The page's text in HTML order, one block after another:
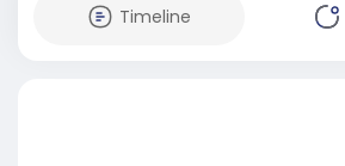
Timeline